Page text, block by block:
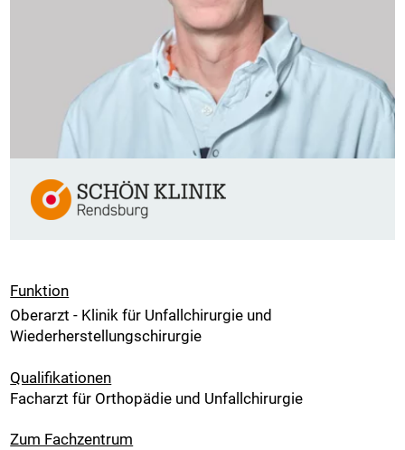
Funktion
Oberarzt - Klinik für Unfallchirurgie und
Wiederherstellungschirurgie
Qualifikationen
Facharzt für Orthopädie und Unfallchirurgie
Zum Fachzentrum